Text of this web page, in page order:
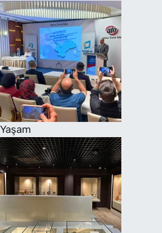
Yaşam